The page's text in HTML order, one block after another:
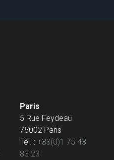
Paris
5 Rue Feydeau
75002 Paris
Tél. : +33(0)1 75 43
83 23